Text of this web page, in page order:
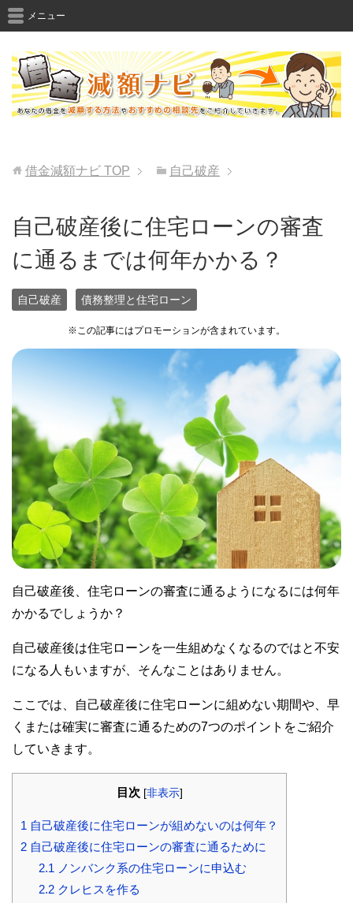
メニュー
借金減額ナビ TOP 自己破産
自己破産後に住宅ローンの審査
に通るまでは何年かかる？
自己破産 債務整理と住宅ローン
※この記事にはプロモーションが含まれています。
自己破産後、住宅ローンの審査に通るようになるには何年
かかるでしょうか？
自己破産後は住宅ローンを一生組めなくなるのではと不安
になる人もいますが、そんなことはありません。
ここでは、自己破産後に住宅ローンに組めない期間や、早
くまたは確実に審査に通るための7つのポイントをご紹介
していきます。
目次 [非表示]
1 自己破産後に住宅ローンが組めないのは何年？
2 自己破産後に住宅ローンの審査に通るために
2.1 ノンバンク系の住宅ローンに申込む
2.2クレヒスを作る